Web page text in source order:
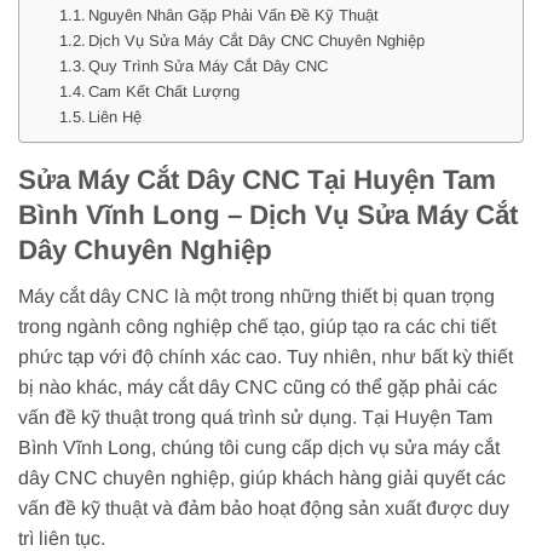
Nguyên Nhân Gặp Phải Vấn Đề Kỹ Thuật
Dịch Vụ Sửa Máy Cắt Dây CNC Chuyên Nghiệp
Quy Trình Sửa Máy Cắt Dây CNC
Cam Kết Chất Lượng
Liên Hệ
Sửa Máy Cắt Dây CNC Tại Huyện Tam
Bình Vĩnh Long – Dịch Vụ Sửa Máy Cắt
Dây Chuyên Nghiệp
Máy cắt dây CNC là một trong những thiết bị quan trọng
trong ngành công nghiệp chế tạo, giúp tạo ra các chi tiết
phức tạp với độ chính xác cao. Tuy nhiên, như bất kỳ thiết
bị nào khác, máy cắt dây CNC cũng có thể gặp phải các
vấn đề kỹ thuật trong quá trình sử dụng. Tại Huyện Tam
Bình Vĩnh Long, chúng tôi cung cấp dịch vụ sửa máy cắt
dây CNC chuyên nghiệp, giúp khách hàng giải quyết các
vấn đề kỹ thuật và đảm bảo hoạt động sản xuất được duy
trì liên tục.